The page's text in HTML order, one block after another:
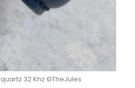
32 Khz ©TheJules